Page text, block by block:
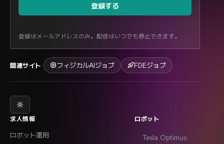
登録する
登録はメールアドレスのみ。配信はいつでも停止できます。
関連サイト フィジカルAIジョブ FDEジョブ
求人情報
ロボット運用
ロボット
Tesla Optimus